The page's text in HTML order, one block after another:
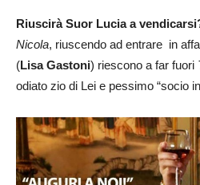
Riuscirà Suor Lucia a
Nicola, riuscendo ad entrare in
(Lisa Gastoni) riescono a far fuori
odiato zio di Lei e pessimo “socio